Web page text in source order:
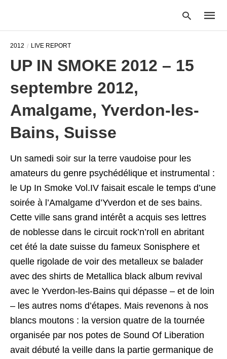
2012 LIVE REPORT
UP IN SMOKE 2012 – 15
septembre 2012,
Amalgame, Yverdon-les-
Bains, Suisse
Un samedi soir sur la terre vaudoise pour les
amateurs du genre psychédélique et instrumental :
le Up In Smoke Vol.IV faisait escale le temps d’une
soirée à l’Amalgame d’Yverdon et de ses bains.
Cette ville sans grand intérêt a acquis ses lettres
de noblesse dans le circuit rock’n’roll en abritant
cet été la date suisse du fameux Sonisphere et
quelle rigolade de voir des metalleux se balader
avec des shirts de Metallica black album revival
avec le Yverdon-les-Bains qui dépasse – et de loin
– les autres noms d’étapes. Mais revenons à nos
blancs moutons : la version quatre de la tournée
organisée par nos potes de Sound Of Liberation
avait débuté la veille dans la partie germanique de